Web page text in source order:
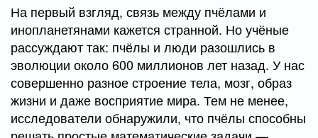
На первый взгляд, связь между пчёлами и
инопланетянами кажется странной. Но учёные
рассуждают так: пчёлы и люди разошлись в
эволюции около 600 миллионов лет назад. У нас
совершенно разное строение тела, мозг, образ
жизни и даже восприятие мира. Тем не менее,
исследователи обнаружили, что пчёлы способны